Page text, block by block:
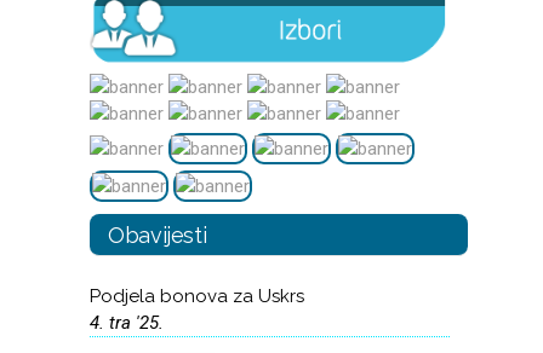
Obavijesti
Podjela bonova za Uskrs
4. tra '25.